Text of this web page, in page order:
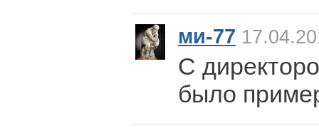
ми-77
С
было